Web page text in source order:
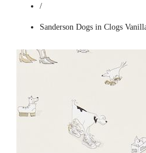
/
Sanderson Dogs in Clogs